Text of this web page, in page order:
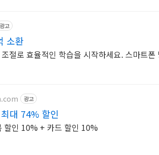
광고
소환
절로 효율적인 학습을 시작하세요. 스마트
광고
대 74% 할인
할인 10% + 카드 할인 10%